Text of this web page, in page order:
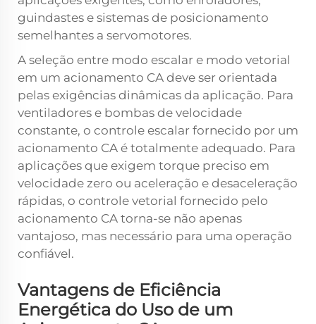
guindastes e sistemas de posicionamento
semelhantes a servomotores.
A seleção entre modo escalar e modo vetorial
em um acionamento CA deve ser orientada
pelas exigências dinâmicas da aplicação. Para
ventiladores e bombas de velocidade
constante, o controle escalar fornecido por um
acionamento CA é totalmente adequado. Para
aplicações que exigem torque preciso em
velocidade zero ou aceleração e desaceleração
rápidas, o controle vetorial fornecido pelo
acionamento CA torna-se não apenas
vantajoso, mas necessário para uma operação
confiável.
Vantagens de Eficiência
Energética do Uso de um